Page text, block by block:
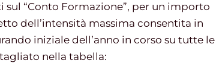
“Conto Formazione”, per un importo
dell’intensità massima consentita in
iniziale dell’anno in corso su tutte le
nella tabella: